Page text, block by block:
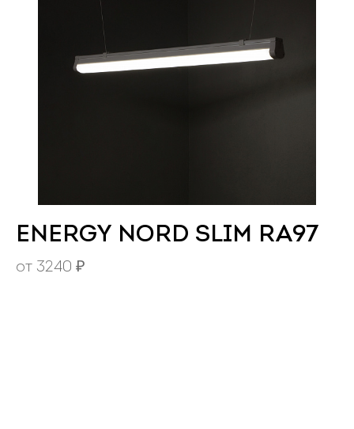
ENERGY NORD SLIM RA97
от 3240 ₽